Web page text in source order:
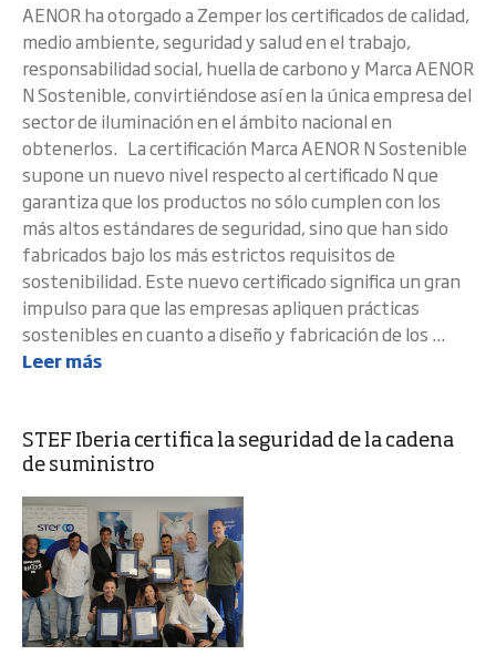
AENOR ha otorgado a Zemper los certificados de calidad,
medio ambiente, seguridad y salud en el trabajo,
responsabilidad social, huella de carbono y Marca AENOR
N Sostenible, convirtiéndose así en la única empresa del
sector de iluminación en el ámbito nacional en
obtenerlos. La certificación Marca AENOR N Sostenible
supone un nuevo nivel respecto al certificado N que
garantiza que los productos no sólo cumplen con los
más altos estándares de seguridad, sino que han sido
fabricados bajo los más estrictos requisitos de
sostenibilidad. Este nuevo certificado significa un gran
impulso para que las empresas apliquen prácticas
sostenibles en cuanto a diseño y fabricación de los ...
Leer más
STEF Iberia certifica la seguridad de la cadena
de suministro